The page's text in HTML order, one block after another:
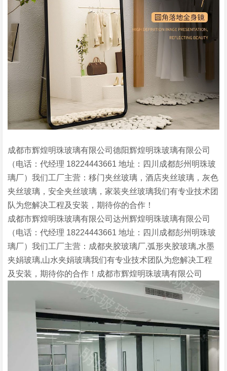
成都市辉煌明珠玻璃有限公司德阳辉煌明珠玻璃有限公司
（电话：代经理 18224443661 地址：四川成都彭州明珠玻
璃厂）我们工厂主营：移门夹丝玻璃，酒店夹丝玻璃，灰色
夹丝玻璃，安全夹丝玻璃，家装夹丝玻璃我们有专业技术团
队为您解决工程及安装，期待你的合作！
成都市辉煌明珠玻璃有限公司达州辉煌明珠玻璃有限公司
（电话：代经理 18224443661 地址：四川成都彭州明珠玻
璃厂）我们工厂主营：成都夹胶玻璃厂,弧形夹胶玻璃,水墨
夹娟玻璃,山水夹娟玻璃我们有专业技术团队为您解决工程
及安装，期待你的合作！成都市辉煌明珠玻璃有限公司